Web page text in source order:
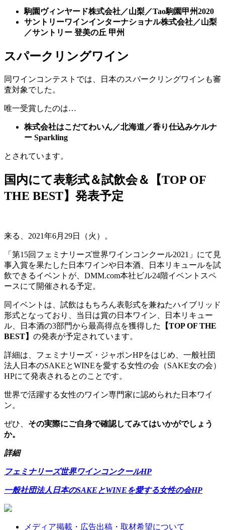
駒園ヴィンヤード株式会社／山梨／Tao駒園甲州2020
サントリーワインインターナショナル株式会社／山梨
／サントリー 登美の丘 甲州
スパークリングワイン
同ワインコンテストでは、日本のスパークリングワインも審
査対象でした。
唯一受賞したのは…
株式会社はこだてわいん／北海道／香り仕込みケルナ
ー Sparkling
とされています。
国内にて表彰式＆試飲会＆【TOP OF
THE BEST】発表予定
来る、2021年6月29日（火）。
「第15回フェミナリーズ世界ワインコンクール2021」にて見
事入賞を果たした日本ワインや日本酒、日本リキュールを試
飲できるイベントが、DMM.com本社ビル24階イベントスペ
ースにて開催される予定。
同イベントは、試飲はもちろん表彰式を兼ねたハイブリッド
形式となっており、当日は賞の日本ワイン、日本リキュー
ル、日本酒の3部門から最高得点を獲得した
【TOP OF THE
BEST】 の発表が予定されています。
詳細は、フェミナリーズ・ジャポンHPをはじめ、一般社団
法人日本のSAKEとWINEを愛する女性の会（SAKE女の会）
HPにて発表されるとのことです。
世界で活躍する女性のワイン専門家に認められた日本ワイ
ン。
ぜひ、 その実際にご自身で確認してみてはいかがでしょう
か。
詳細
フェミナリーズ世界ワインコンクールHP
一般社団法人日本のSAKEとWINEを愛する女性の会HP
メディア掲載・広告出稿・取材希望について